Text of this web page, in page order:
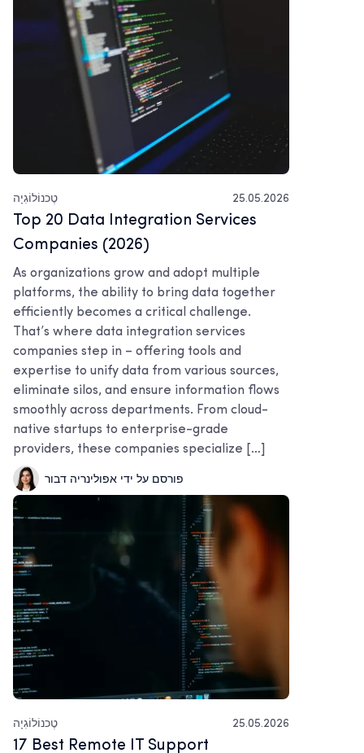
טֶכנוֹלוֹגִיָה 25.05.2026
Top 20 Data Integration Services
Companies (2026)
As organizations grow and adopt multiple
platforms, the ability to bring data together
efficiently becomes a critical challenge.
That’s where data integration services
companies step in – offering tools and
expertise to unify data from various sources,
eliminate silos, and ensure information flows
smoothly across departments. From cloud-
native startups to enterprise-grade
providers, these companies specialize […]
פורסם על ידי אפולינריה דבור
טֶכנוֹלוֹגִיָה 25.05.2026
17 Best Remote IT Support